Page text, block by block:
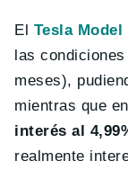
El Tesla Model
las
meses),
mientras que
interés al
realmente